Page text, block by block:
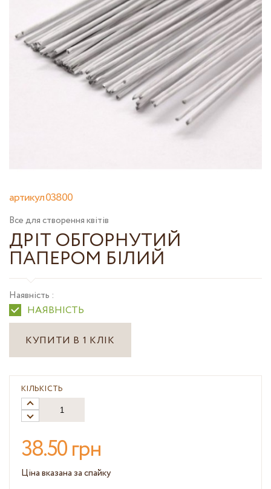
артикул 03800
Все для створення квітів
ДРІТ ОБГОРНУТИЙ
ПАПЕРОМ БІЛИЙ
Наявність :
НАЯВНІСТЬ
КУПИТИ В 1 КЛІК
КІЛЬКІСТЬ
38.50 грн
Ціна вказана за спайку